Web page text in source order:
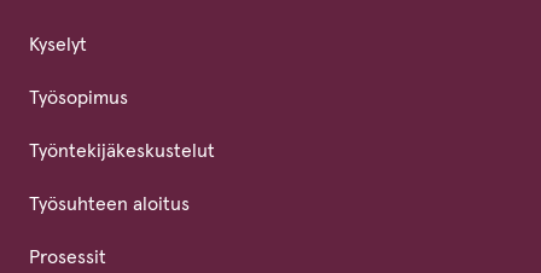
Kyselyt
Työsopimus
Työntekijäkeskustelut
Työsuhteen aloitus
Prosessit